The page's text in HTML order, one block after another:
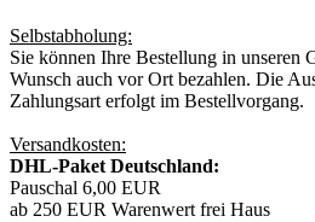
Selbstabholung:
Sie können Ihre Bestellung in unseren
Wunsch auch vor Ort bezahlen. Die
Zahlungsart erfolgt im Bestellvorgang.
Versandkosten:
DHL-Paket Deutschland:
Pauschal 6,00 EUR
ab 250 EUR Warenwert frei Haus